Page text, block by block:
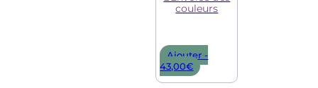
couleurs
Ajouter -
43,00€